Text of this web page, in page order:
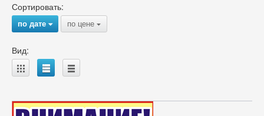
Сортировать:
по дате{ по цене {
Вид:
A B C